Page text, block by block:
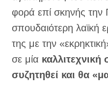
φορά επί σκηνής την
σπουδαιότερη λαϊκή
της με την
σε μία
συζητηθεί και θα